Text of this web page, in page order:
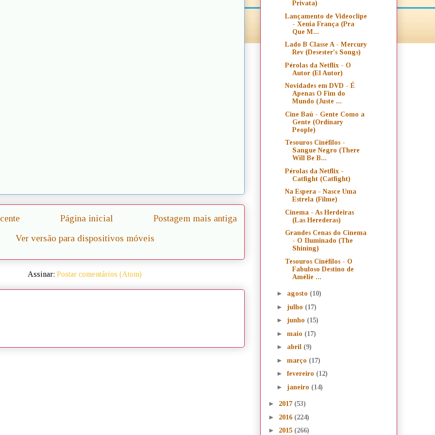
Postagem mais antiga
Página inicial
Ver versão para dispositivos móveis
Assinar: Postar comentários (Atom)
Privata)
Lançamento de Videoclipe
- Xenia França (Pra
Que M...
Lado B Classe A - Mercury
Rev (Desester's Songs)
Pérolas da Netflix - O
Autor (El Autor)
Novidades em DVD - É
Apenas O Fim do
Mundo (Juste ...
Cine Baú - Gente Como a
Gente (Ordinary
People)
Tesouros Cinéfilos -
Sangue Negro (There
Will Be B...
Pérolas da Netflix -
Catfight (Catfight)
Na Espera - Nasce Uma
Estrela (Filme)
Cinema - As Herdeiras
(Las Herederas)
Grandes Cenas do Cinema
- O Iluminado (The
Shining)
Tesouros Cinéfilos - O
Fabuloso Destino de
Amélie ...
► agosto (10)
► julho (17)
► junho (15)
► maio (17)
► abril (9)
► março (17)
► fevereiro (12)
► janeiro (14)
► 2017 (53)
► 2016 (224)
► 2015 (266)